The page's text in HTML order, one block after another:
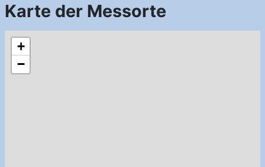
Karte der Messorte
+
−